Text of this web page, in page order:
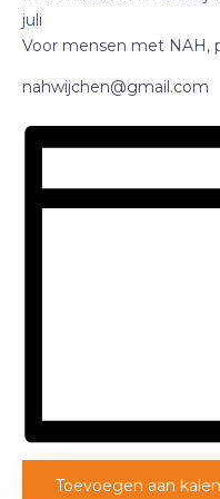
juli
Voor mensen met NAH,
nahwijchen@gmail.com
Toevoegen aan